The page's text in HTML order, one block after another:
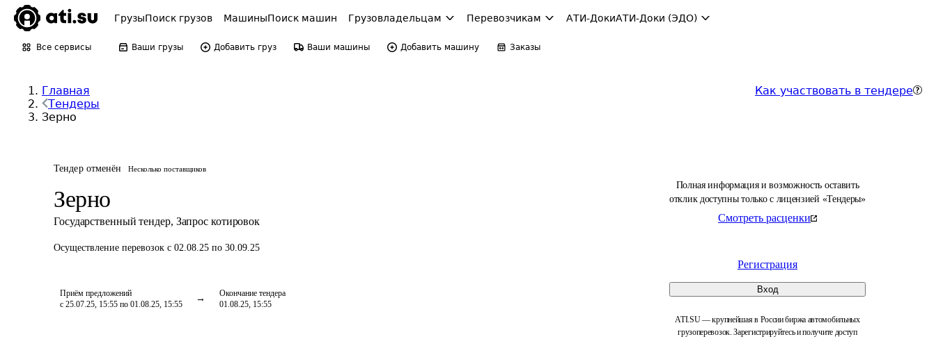
ГрузыПоиск грузов МашиныПоиск машин Грузовладельцам Перевозчикам АТИ-ДокиАТИ-Доки (ЭДО)
Все сервисы Ваши грузы Добавить груз Ваши машины Добавить машину Заказы
Главная
Тендеры
Зерно
Как участвовать в тендере
Тендер отменён Несколько поставщиков
Зерно
Государственный тендер, Запрос котировок
Осуществление перевозок с 02.08.25 по 30.09.25
Приём предложений
с 25.07.25, 15:55 по 01.08.25, 15:55
Окончание тендера
01.08.25, 15:55
Полная информация и возможность оставить
отклик доступны только с лицензией «Тендеры»
Смотреть расценки
Регистрация
Вход
ATI.SU — крупнейшая в России биржа автомобильных
грузоперевозок. Зарегистрируйтесь и получите доступ